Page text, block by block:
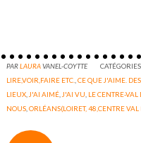
PARLAURAVANEL-COYTTE
LIRE,VOIR,FAIRE ETC. ,CE QUE J'AIME.
LIEUX J'AI AIMÉ J'AI VU LE CENTRE-VAL
NOUS ,ORLÉANS(LOIRET, 48,CENTRE VAL